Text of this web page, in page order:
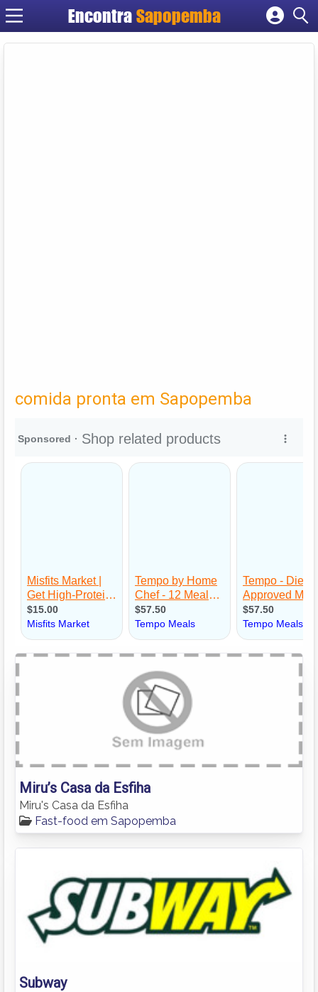
Encontra Sapopemba
Cadastrar empresa
comida pronta em Sapopemba
Miru’s Casa da Esfiha
Miru's Casa da Esfiha
Fast-food em Sapopemba
Subway